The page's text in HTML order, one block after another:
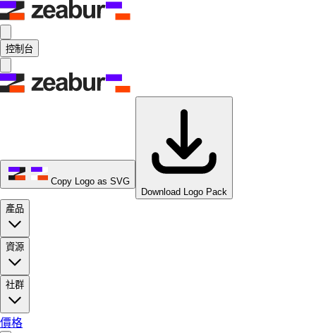
控制台
Copy Logo as SVG
Download Logo Pack
產品
資源
社群
價格